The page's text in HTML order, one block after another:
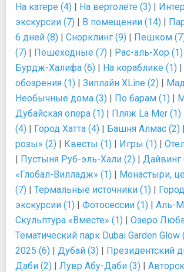
На катере (4) | На вертолёте (3) |
экскурсии (7) | В помещении (14) |
6 дней (8) | Снорклинг (9) | Пешком
(7) | Пешеходные (7) | Рас-аль-Хор (1)
Бурдж-Халифа (6) | На кораблике (1) |
обозрения (1) | Зиплайн XLine (2) |
Необычные дома (3) | По барам (1) |
Дубайская опера (1) | Пляж La Mer (1)
(4) | Город Хатта (4) | Башня Алмас (2) |
розы» (2) | Квесты (1) | Игры (1) |
| Пустыня Руб-эль-Хали (2) | Дайвинг
«Глобал-Вилладж» (1) | Монастыри,
(7) | Термальные источники (1) |
экскурсии (1) | Фотосессии (1) | Аль-
Скульптура «Вместе» (1) | Озеро
Тематический парк Dubai Garden Glow
2025 (6) | Дубай (3) | Президентский
Даби (2) | Лувр Абу-Даби (3) |